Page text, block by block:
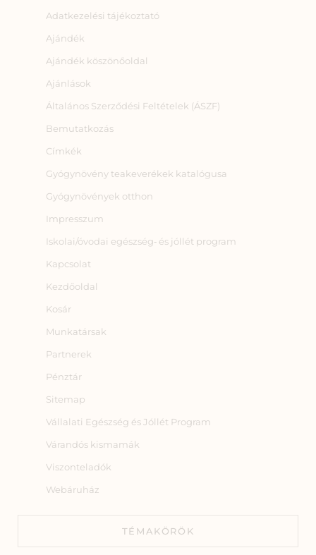
Adatkezelési tájékoztató
Ajándék
Ajándék köszönőoldal
Ajánlások
Általános Szerződési Feltételek (ÁSZF)
Bemutatkozás
Címkék
Gyógynövény teakeverékek katalógusa
Gyógynövények otthon
Impresszum
Iskolai/óvodai egészség‑ és jóllét program
Kapcsolat
Kezdőoldal
Kosár
Munkatársak
Partnerek
Pénztár
Sitemap
Vállalati Egészség és Jóllét Program
Várandós kismamák
Viszonteladók
Webáruház
TÉMAKÖRÖK